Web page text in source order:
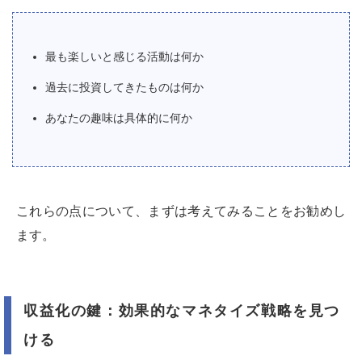
最も楽しいと感じる活動は何か
過去に投資してきたものは何か
あなたの趣味は具体的に何か
これらの点について、まずは考えてみることをお勧めし
ます。
収益化の鍵：効果的なマネタイズ戦略を見つ
ける